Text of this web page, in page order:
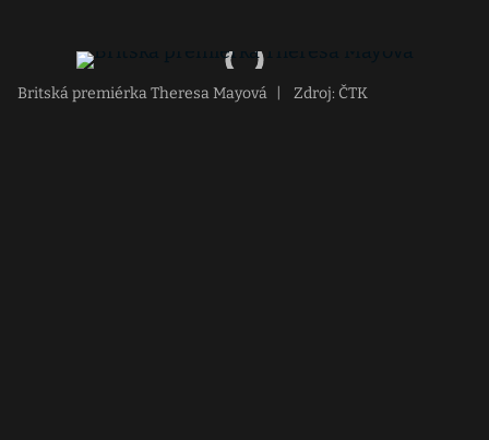
Britská premiérka Theresa Mayová Zdroj: ČTK